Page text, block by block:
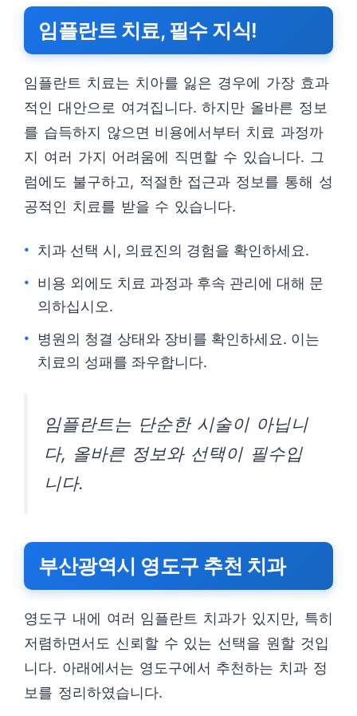
임플란트 치료, 필수 지식!
임플란트 치료는 치아를 잃은 경우에 가장 효과
적인 대안으로 여겨집니다. 하지만 올바른 정보
를 습득하지 않으면 비용에서부터 치료 과정까
지 여러 가지 어려움에 직면할 수 있습니다. 그
럼에도 불구하고, 적절한 접근과 정보를 통해 성
공적인 치료를 받을 수 있습니다.
치과 선택 시, 의료진의 경험을 확인하세요.
비용 외에도 치료 과정과 후속 관리에 대해 문
의하십시오.
병원의 청결 상태와 장비를 확인하세요. 이는
치료의 성패를 좌우합니다.
임플란트는 단순한 시술이 아닙니
다, 올바른 정보와 선택이 필수입
니다.
부산광역시 영도구 추천 치과
영도구 내에 여러 임플란트 치과가 있지만, 특히
저렴하면서도 신뢰할 수 있는 선택을 원할 것입
니다. 아래에서는 영도구에서 추천하는 치과 정
보를 정리하였습니다.